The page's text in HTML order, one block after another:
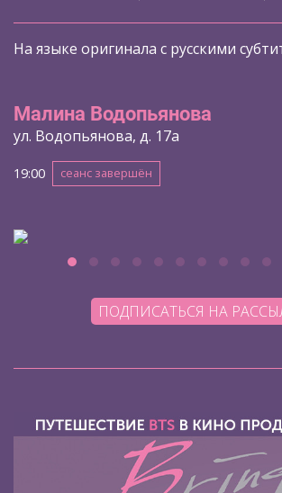
На языке оригинала с русскими
Малина Водопьянова
ул. Водопьянова, д. 17а
19:00 сеанс завершён
ПОДПИСАТЬСЯ НА